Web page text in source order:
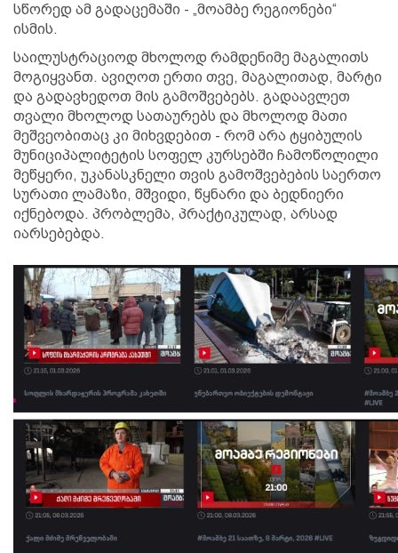
სწორედ ამ გადაცემაში - „მოამბე რეგიონები“
ისმის.
საილუსტრაციოდ მხოლოდ რამდენიმე მაგალითს
მოგიყვანთ. ავიღოთ ერთი თვე, მაგალითად, მარტი
და გადავხედოთ მის გამოშვებებს. გადაავლეთ
თვალი მხოლოდ სათაურებს და მხოლოდ მათი
მეშვეობითაც კი მიხვდებით - რომ არა ტყიბულის
მუნიციპალიტეტის სოფელ კურსებში ჩამოწოლილი
მეწყერი, უკანასკნელი თვის გამოშვებების საერთო
სურათი ლამაზი, მშვიდი, წყნარი და ბედნიერი
იქნებოდა. პრობლემა, პრაქტიკულად, არსად
იარსებებდა.